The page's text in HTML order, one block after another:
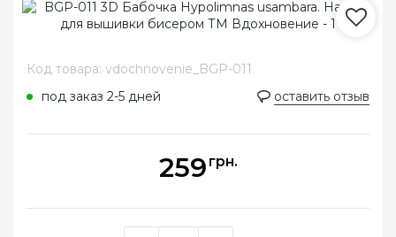
Код товара: vdochnovenie_BGP-011
под заказ 2-5 дней
оставить отзыв
259 грн.